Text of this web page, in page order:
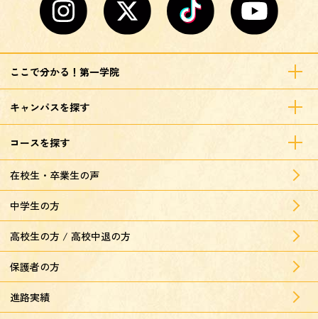
ここで分かる！第一学院
キャンパスを探す
コースを探す
在校生・卒業生の声
中学生の方
高校生の方 / 高校中退の方
保護者の方
進路実績